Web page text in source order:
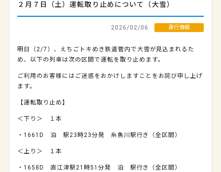
２月７日（土）運転取り止めについて（大雪）
2026/02/06 運行情報
明日（2/7）、えちごトキめき鉄道管内で大雪が見込まれるた
め、以下の列車は次の区間で運転を取り止めます。
ご利用のお客様にはご迷惑をおかけしますことをお詫び申し上げ
ます。
【運転取り止め】
＜下り＞ １本
・1661D 泊 駅23時23分発 糸魚川駅行き（全区間）
＜上り＞ １本
・1658D 直江津駅21時51分発 泊 駅行き（全区間）